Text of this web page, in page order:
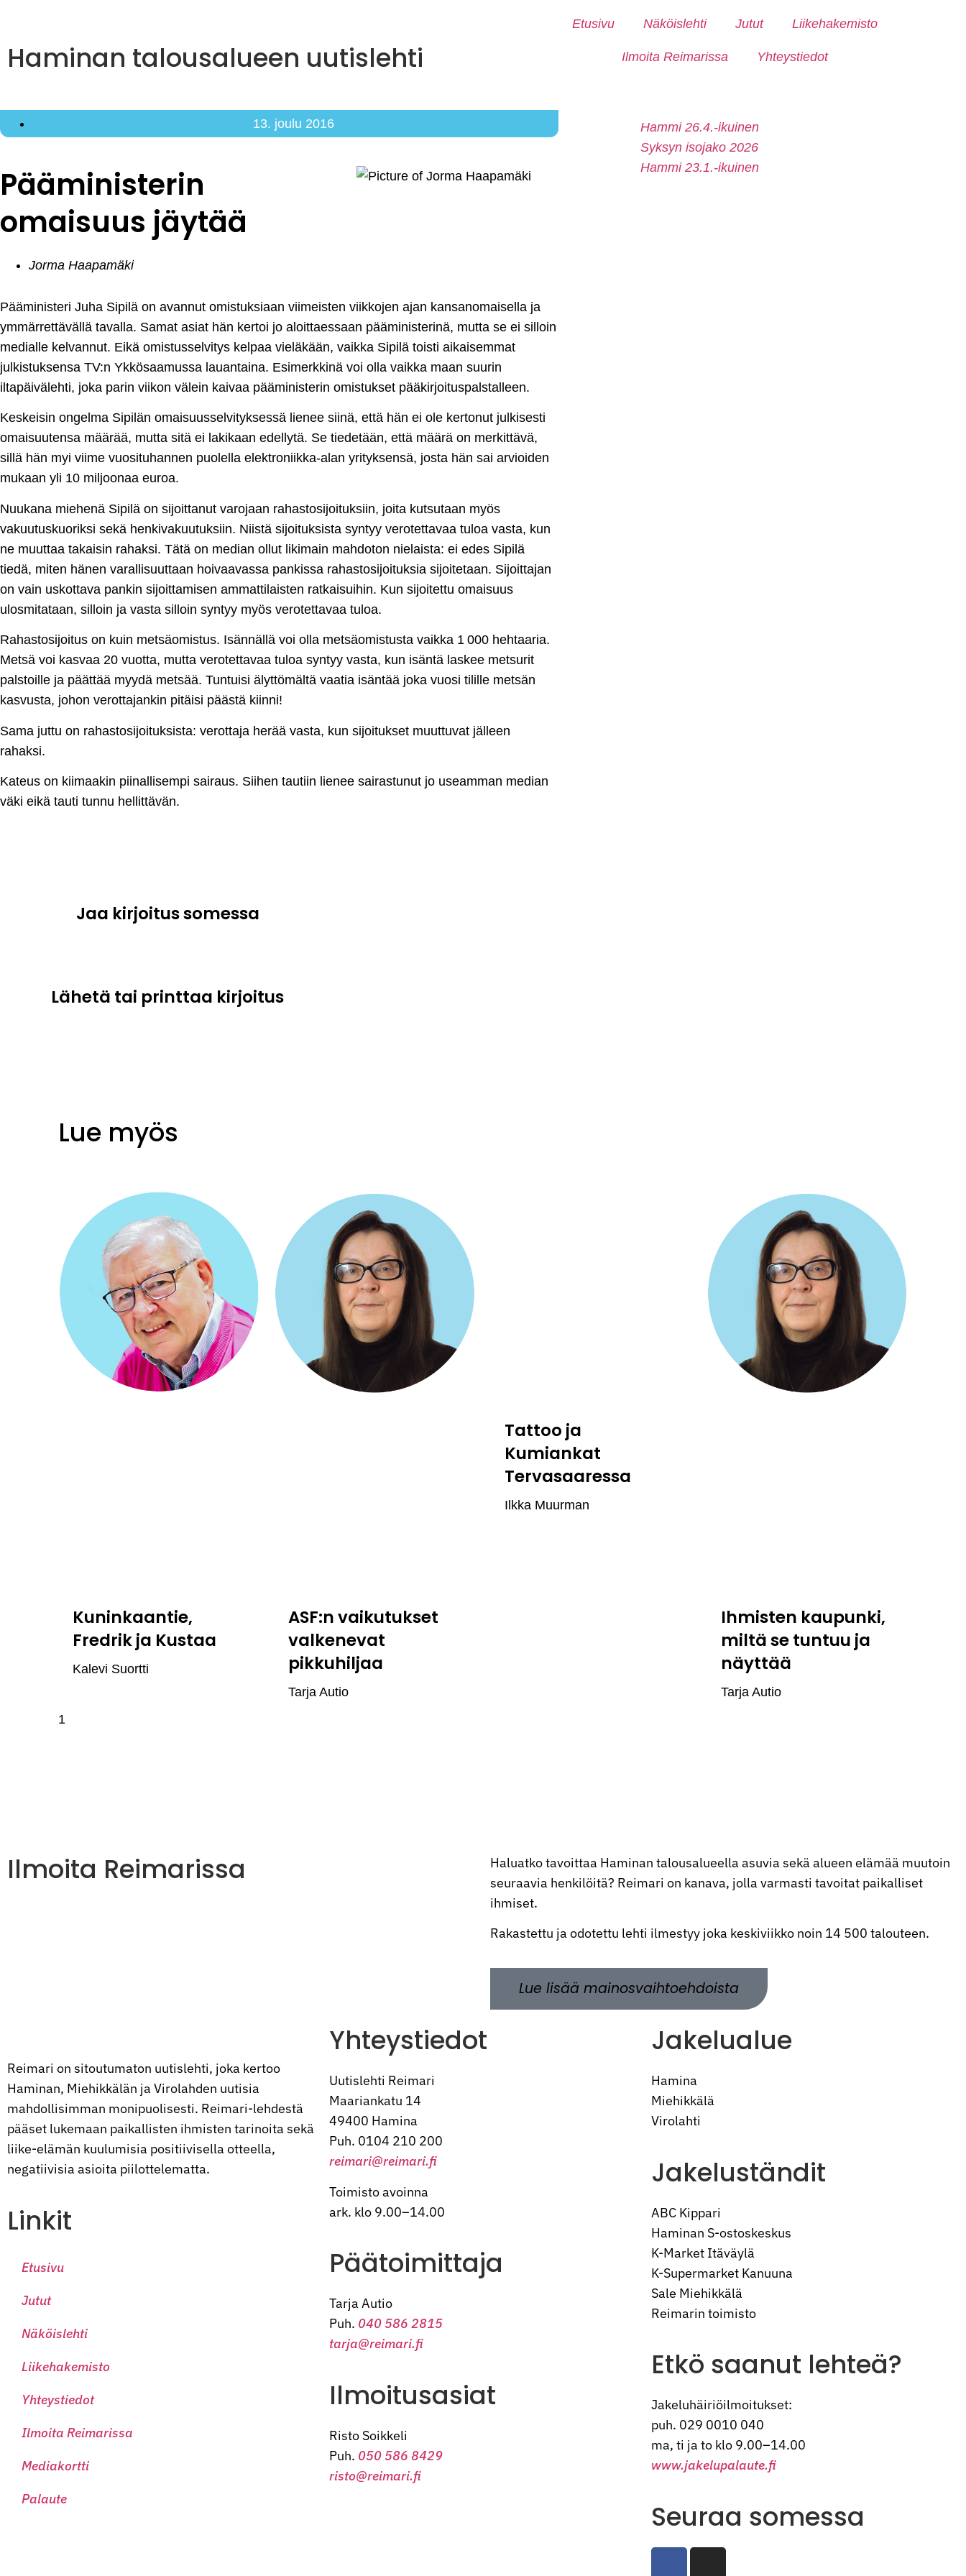
Haminan talousalueen uutislehti
Etusivu Näköislehti Jutut Liikehakemisto
Ilmoita Reimarissa Yhteystiedot
13. joulu 2016
Pääministerin
omaisuus jäytää
Jorma Haapamäki
Pääministeri Juha Sipilä on avannut omistuksiaan viimeisten viikkojen ajan kansanomaisella ja
ymmärrettävällä tavalla. Samat asiat hän kertoi jo aloittaessaan pääministerinä, mutta se ei silloin
medialle kelvannut. Eikä omistusselvitys kelpaa vieläkään, vaikka Sipilä toisti aikaisemmat
julkistuksensa TV:n Ykkösaamussa lauantaina. Esimerkkinä voi olla vaikka maan suurin
iltapäivälehti, joka parin viikon välein kaivaa pääministerin omistukset pääkirjoituspalstalleen.
Keskeisin ongelma Sipilän omaisuusselvityksessä lienee siinä, että hän ei ole kertonut julkisesti
omaisuutensa määrää, mutta sitä ei lakikaan edellytä. Se tiedetään, että määrä on merkittävä,
sillä hän myi viime vuosituhannen puolella elektroniikka-alan yrityksensä, josta hän sai arvioiden
mukaan yli 10 miljoonaa euroa.
Nuukana miehenä Sipilä on sijoittanut varojaan rahastosijoituksiin, joita kutsutaan myös
vakuutuskuoriksi sekä henkivakuutuksiin. Niistä sijoituksista syntyy verotettavaa tuloa vasta, kun
ne muuttaa takaisin rahaksi. Tätä on median ollut likimain mahdoton nielaista: ei edes Sipilä
tiedä, miten hänen varallisuuttaan hoivaavassa pankissa rahastosijoituksia sijoitetaan. Sijoittajan
on vain uskottava pankin sijoittamisen ammattilaisten ratkaisuihin. Kun sijoitettu omaisuus
ulosmitataan, silloin ja vasta silloin syntyy myös verotettavaa tuloa.
Rahastosijoitus on kuin metsäomistus. Isännällä voi olla metsäomistusta vaikka 1 000 hehtaaria.
Metsä voi kasvaa 20 vuotta, mutta verotettavaa tuloa syntyy vasta, kun isäntä laskee metsurit
palstoille ja päättää myydä metsää. Tuntuisi älyttömältä vaatia isäntää joka vuosi tilille metsän
kasvusta, johon verottajankin pitäisi päästä kiinni!
Sama juttu on rahastosijoituksista: verottaja herää vasta, kun sijoitukset muuttuvat jälleen
rahaksi.
Kateus on kiimaakin piinallisempi sairaus. Siihen tautiin lienee sairastunut jo useamman median
väki eikä tauti tunnu hellittävän.
Jaa kirjoitus somessa
Lähetä tai printtaa kirjoitus
Hammi 26.4.-ikuinen
Syksyn isojako 2026
Hammi 23.1.-ikuinen
Lue myös
Kuninkaantie,
Fredrik ja Kustaa
Kalevi Suortti
ASF:n vaikutukset
valkenevat
pikkuhiljaa
Tarja Autio
Tattoo ja
Kumiankat
Tervasaaressa
Ilkka Muurman
Ihmisten kaupunki,
miltä se tuntuu ja
näyttää
Tarja Autio
Ilmoita Reimarissa
Haluatko tavoittaa Haminan talousalueella asuvia sekä alueen elämää muutoin
seuraavia henkilöitä? Reimari on kanava, jolla varmasti tavoitat paikalliset
ihmiset.
Rakastettu ja odotettu lehti ilmestyy joka keskiviikko noin 14 500 talouteen.
Lue lisää mainosvaihtoehdoista
Reimari on sitoutumaton uutislehti, joka kertoo
Haminan, Miehikkälän ja Virolahden uutisia
mahdollisimman monipuolisesti. Reimari-lehdestä
pääset lukemaan paikallisten ihmisten tarinoita sekä
liike-elämän kuulumisia positiivisella otteella,
negatiivisia asioita piilottelematta.
Linkit
Etusivu
Jutut
Näköislehti
Liikehakemisto
Yhteystiedot
Ilmoita Reimarissa
Mediakortti
Palaute
Yhteystiedot
Uutislehti Reimari
Maariankatu 14
49400 Hamina
Puh. 0104 210 200
reimari@reimari.fi
Toimisto avoinna
ark. klo 9.00–14.00
Päätoimittaja
Tarja Autio
Puh. 040 586 2815
tarja@reimari.fi
Ilmoitusasiat
Risto Soikkeli
Puh. 050 586 8429
risto@reimari.fi
Jakelualue
Hamina
Miehikkälä
Virolahti
Jakeluständit
ABC Kippari
Haminan S-ostoskeskus
K-Market Itäväylä
K-Supermarket Kanuuna
Sale Miehikkälä
Reimarin toimisto
Etkö saanut lehteä?
Jakeluhäiriöilmoitukset:
puh. 029 0010 040
ma, ti ja to klo 9.00–14.00
www.jakelupalaute.fi
Seuraa somessa